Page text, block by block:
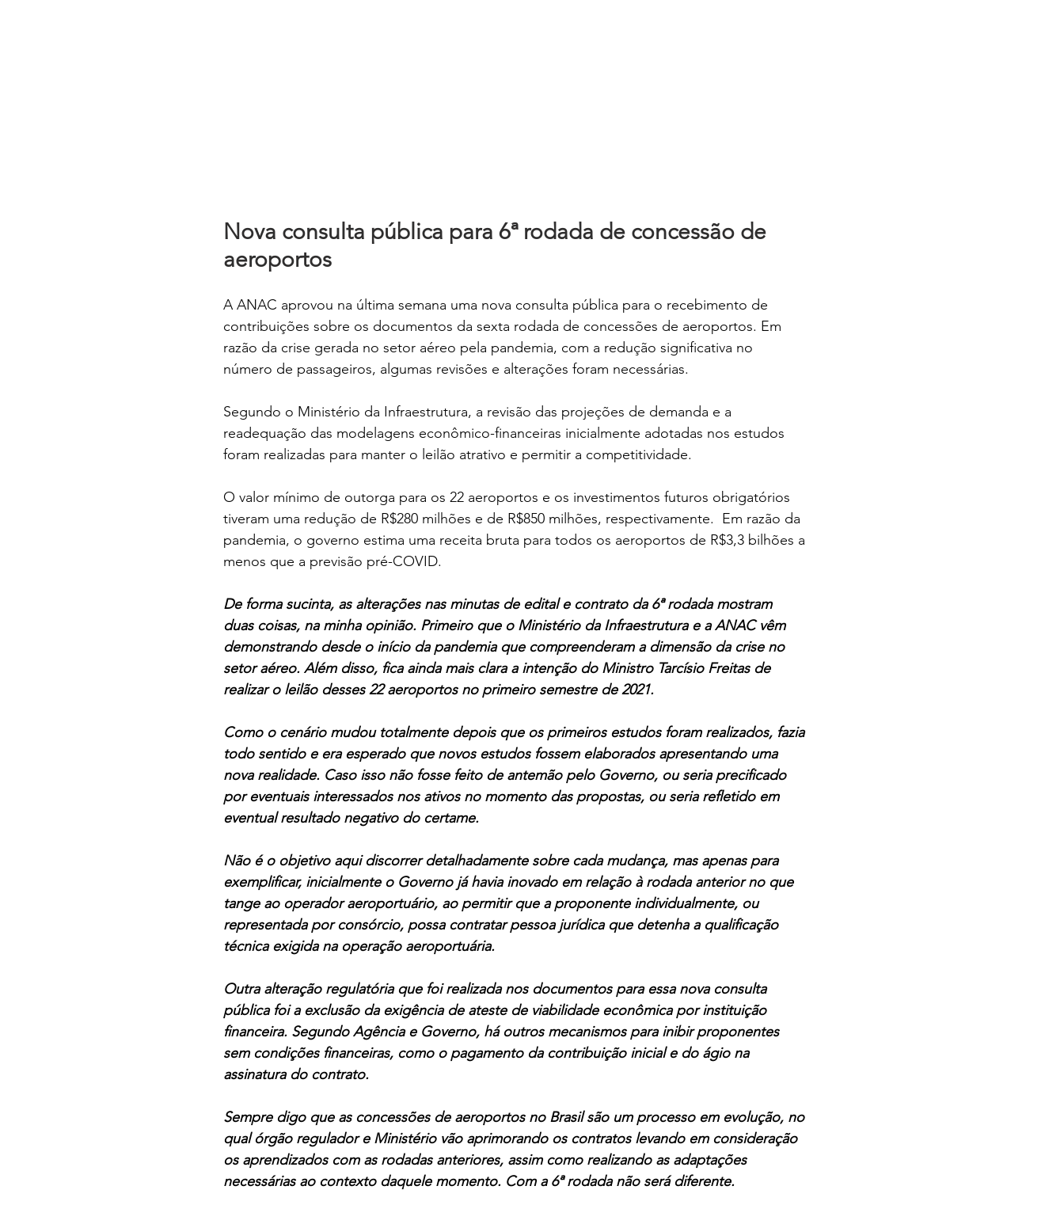
Nova consulta pública para 6ª rodada de concessão de
aeroportos
A ANAC aprovou na última semana uma nova consulta pública para o recebimento de
contribuições sobre os documentos da sexta rodada de concessões de aeroportos. Em
razão da crise gerada no setor aéreo pela pandemia, com a redução significativa no
número de passageiros, algumas revisões e alterações foram necessárias.
Segundo o Ministério da Infraestrutura, a revisão das projeções de demanda e a
readequação das modelagens econômico-financeiras inicialmente adotadas nos estudos
foram realizadas para manter o leilão atrativo e permitir a competitividade.
O valor mínimo de outorga para os 22 aeroportos e os investimentos futuros obrigatórios
tiveram uma redução de R$280 milhões e de R$850 milhões, respectivamente.  Em razão da
pandemia, o governo estima uma receita bruta para todos os aeroportos de R$3,3 bilhões a
menos que a previsão pré-COVID.
De forma sucinta, as alterações nas minutas de edital e contrato da 6ª rodada mostram
duas coisas, na minha opinião. Primeiro que o Ministério da Infraestrutura e a ANAC vêm
demonstrando desde o início da pandemia que compreenderam a dimensão da crise no
setor aéreo. Além disso, fica ainda mais clara a intenção do Ministro Tarcísio Freitas de
realizar o leilão desses 22 aeroportos no primeiro semestre de 2021.
Como o cenário mudou totalmente depois que os primeiros estudos foram realizados, fazia
todo sentido e era esperado que novos estudos fossem elaborados apresentando uma
nova realidade. Caso isso não fosse feito de antemão pelo Governo, ou seria precificado
por eventuais interessados nos ativos no momento das propostas, ou seria refletido em
eventual resultado negativo do certame.
Não é o objetivo aqui discorrer detalhadamente sobre cada mudança, mas apenas para
exemplificar, inicialmente o Governo já havia inovado em relação à rodada anterior no que
tange ao operador aeroportuário, ao permitir que a proponente individualmente, ou
representada por consórcio, possa contratar pessoa jurídica que detenha a qualificação
técnica exigida na operação aeroportuária.
Outra alteração regulatória que foi realizada nos documentos para essa nova consulta
pública foi a exclusão da exigência de ateste de viabilidade econômica por instituição
financeira. Segundo Agência e Governo, há outros mecanismos para inibir proponentes
sem condições financeiras, como o pagamento da contribuição inicial e do ágio na
assinatura do contrato.
Sempre digo que as concessões de aeroportos no Brasil são um processo em evolução, no
qual órgão regulador e Ministério vão aprimorando os contratos levando em consideração
os aprendizados com as rodadas anteriores, assim como realizando as adaptações
necessárias ao contexto daquele momento. Com a 6ª rodada não será diferente.